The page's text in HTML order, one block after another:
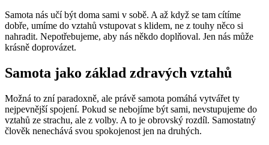
Samota nás učí být doma sami v sobě. A až když se tam cítíme
dobře, umíme do vztahů vstupovat s klidem, ne z touhy něco si
nahradit. Nepotřebujeme, aby nás někdo doplňoval. Jen nás může
krásně doprovázet.
Samota jako základ zdravých vztahů
Možná to zní paradoxně, ale právě samota pomáhá vytvářet ty
nejpevnější spojení. Pokud se nebojíme být sami, nevstupujeme do
vztahů ze strachu, ale z volby. A to je obrovský rozdíl. Samostatný
člověk nenechává svou spokojenost jen na druhých.